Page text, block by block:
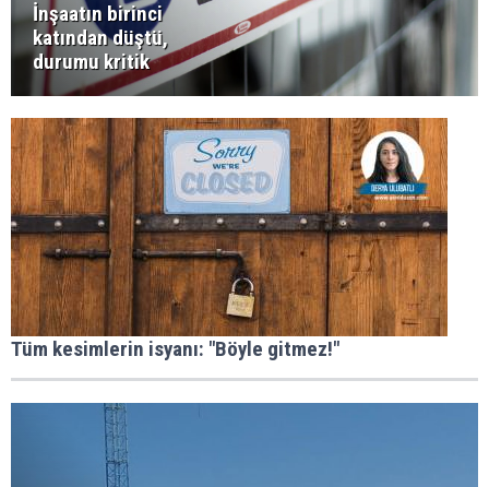
İnşaatın birinci
katından düştü,
durumu kritik
Tüm kesimlerin isyanı: "Böyle gitmez!"